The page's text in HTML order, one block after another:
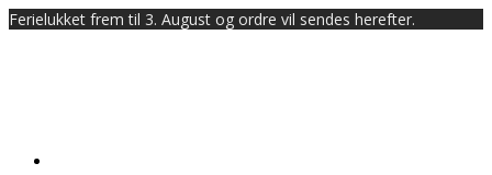
Ferielukket frem til 3. August og ordre vil sendes herefter.